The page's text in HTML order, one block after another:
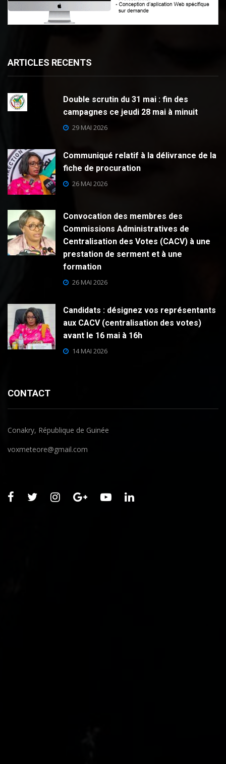
ARTICLES RECENTS
Double scrutin du 31 mai : fin des
campagnes ce jeudi 28 mai à minuit
29 MAI 2026
Communiqué relatif à la délivrance de la
fiche de procuration
26 MAI 2026
Convocation des membres des
Commissions Administratives de
Centralisation des Votes (CACV) à une
prestation de serment et à une
formation
26 MAI 2026
Candidats : désignez vos représentants
aux CACV (centralisation des votes)
avant le 16 mai à 16h
14 MAI 2026
CONTACT
Conakry, République de Guinée
voxmeteore@gmail.com